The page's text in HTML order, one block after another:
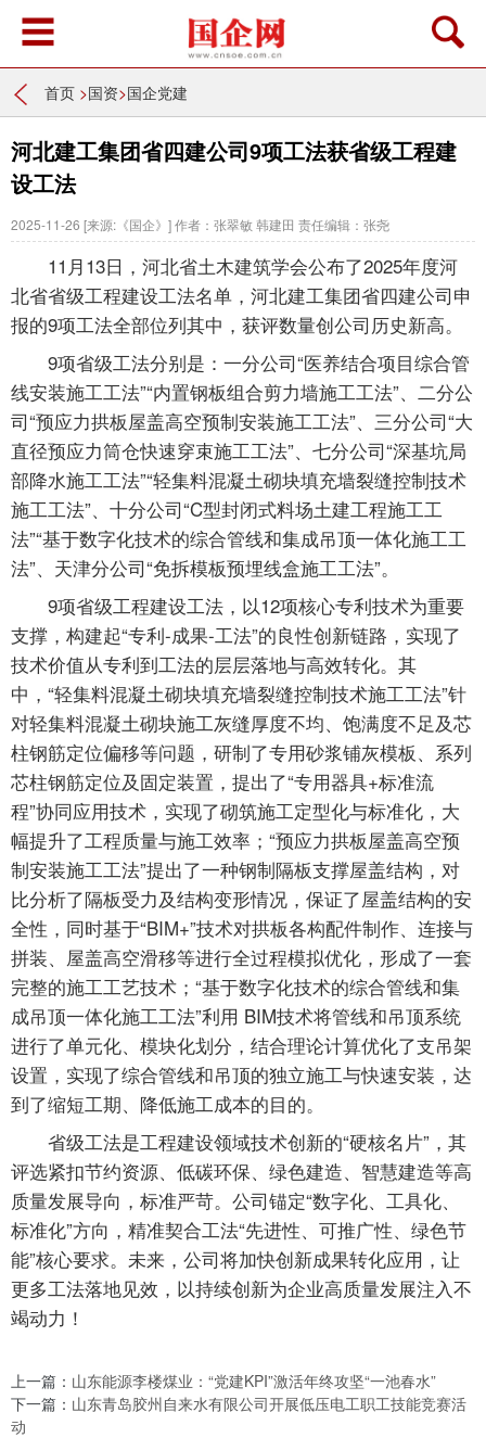
首页 >国资>国企党建
河北建工集团省四建公司9项工法获省级工程建
设工法
2025-11-26 [来源:《国企》]作者：张翠敏 韩建田 责任编辑：张尧
11月13日，河北省土木建筑学会公布了2025年度河
北省省级工程建设工法名单，河北建工集团省四建公司申
报的9项工法全部位列其中，获评数量创公司历史新高。
9项省级工法分别是：一分公司“医养结合项目综合管
线安装施工工法”“内置钢板组合剪力墙施工工法”、二分公
司“预应力拱板屋盖高空预制安装施工工法”、三分公司“大
直径预应力筒仓快速穿束施工工法”、七分公司“深基坑局
部降水施工工法”“轻集料混凝土砌块填充墙裂缝控制技术
施工工法”、十分公司“C型封闭式料场土建工程施工工
法”“基于数字化技术的综合管线和集成吊顶一体化施工工
法”、天津分公司“免拆模板预埋线盒施工工法”。
9项省级工程建设工法，以12项核心专利技术为重要
支撑，构建起“专利-成果-工法”的良性创新链路，实现了
技术价值从专利到工法的层层落地与高效转化。其
中，“轻集料混凝土砌块填充墙裂缝控制技术施工工法”针
对轻集料混凝土砌块施工灰缝厚度不均、饱满度不足及芯
柱钢筋定位偏移等问题，研制了专用砂浆铺灰模板、系列
芯柱钢筋定位及固定装置，提出了“专用器具+标准流
程”协同应用技术，实现了砌筑施工定型化与标准化，大
幅提升了工程质量与施工效率；“预应力拱板屋盖高空预
制安装施工工法”提出了一种钢制隔板支撑屋盖结构，对
比分析了隔板受力及结构变形情况，保证了屋盖结构的安
全性，同时基于“BIM+”技术对拱板各构配件制作、连接与
拼装、屋盖高空滑移等进行全过程模拟优化，形成了一套
完整的施工工艺技术；“基于数字化技术的综合管线和集
成吊顶一体化施工工法”利用 BIM技术将管线和吊顶系统
进行了单元化、模块化划分，结合理论计算优化了支吊架
设置，实现了综合管线和吊顶的独立施工与快速安装，达
到了缩短工期、降低施工成本的目的。
省级工法是工程建设领域技术创新的“硬核名片”，其
评选紧扣节约资源、低碳环保、绿色建造、智慧建造等高
质量发展导向，标准严苛。公司锚定“数字化、工具化、
标准化”方向，精准契合工法“先进性、可推广性、绿色节
能”核心要求。未来，公司将加快创新成果转化应用，让
更多工法落地见效，以持续创新为企业高质量发展注入不
竭动力！
上一篇： 山东能源李楼煤业：“党建KPI”激活年终攻坚“一池春水”
下一篇： 山东青岛胶州自来水有限公司开展低压电工职工技能竞赛活
动